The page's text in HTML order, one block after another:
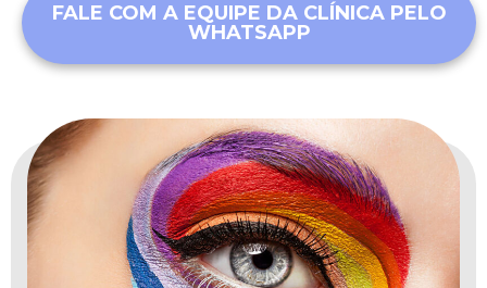
FALE COM A EQUIPE DA CLÍNICA PELO
WHATSAPP